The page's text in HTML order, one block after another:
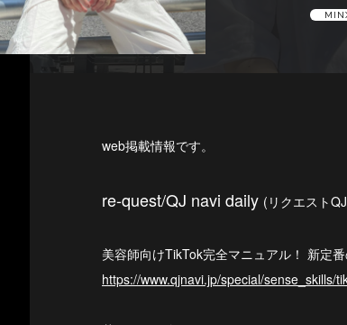
web掲載情報です。
re-quest/QJ navi daily (リクエスト
美容師向けTikTok完全マニュアル！ 新定
https://www.qjnavi.jp/special/sense_skills/